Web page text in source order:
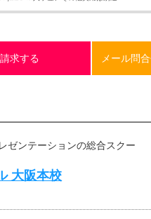
求する メール問
ゼンテーションの総合スクー
大阪本校